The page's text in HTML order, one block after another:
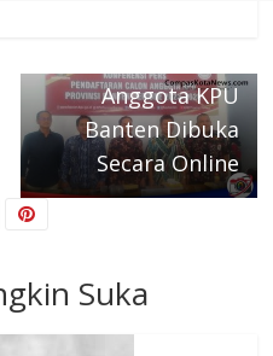
Anggota KPU
Banten Dibuka
Secara Online
Suka